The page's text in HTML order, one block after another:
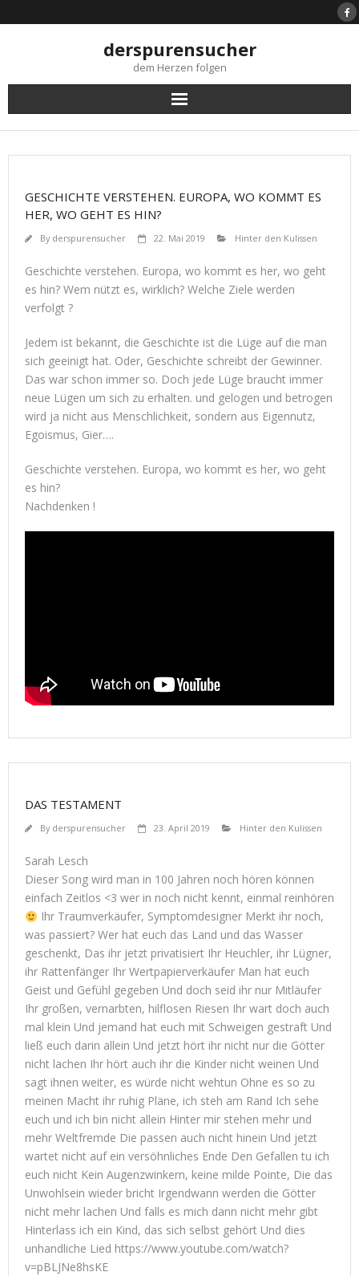
to
derspurensucher
dem Herzen folgen
GESCHICHTE VERSTEHEN. EUROPA, WO KOMMT ES
HER, WO GEHT ES HIN?
By derspurensucher 22. Mai 2019 Hinter den Kulissen
Geschichte verstehen. Europa, wo kommt es her, wo geht
es hin? Wem nützt es, wirklich? Welche Ziele werden
verfolgt ?
Jedem ist bekannt, die Geschichte ist die Lüge auf die man
sich geeinigt hat. Oder, Geschichte schreibt der Gewinner.
Das war schon immer so. Doch jede Lüge braucht immer
neue Lügen um sich zu erhalten. und gelogen und betrogen
wird ja nicht aus Menschlichkeit, sondern aus Eigennutz,
Egoismus, Gier….
Geschichte verstehen. Europa, wo kommt es her, wo geht
es hin?
Nachdenken !
DAS TESTAMENT
By derspurensucher 23. April 2019 Hinter den Kulissen
Sarah Lesch
Dieser Song wird man in 100 Jahren noch hören können
einfach Zeitlos <3 wer in noch nicht kennt, einmal reinhören
Ihr Traumverkäufer, Symptomdesigner Merkt ihr noch,
was passiert? Wer hat euch das Land und das Wasser
geschenkt, Das ihr jetzt privatisiert Ihr Heuchler, ihr Lügner,
ihr Rattenfänger Ihr Wertpapierverkäufer Man hat euch
Geist und Gefühl gegeben Und doch seid ihr nur Mitläufer
Ihr großen, vernarbten, hilflosen Riesen Ihr wart doch auch
mal klein Und jemand hat euch mit Schweigen gestraft Und
ließ euch darin allein Und jetzt hört ihr nicht nur die Götter
nicht lachen Ihr hört auch ihr die Kinder nicht weinen Und
sagt ihnen weiter, es würde nicht wehtun Ohne es so zu
meinen Macht ihr ruhig Pläne, ich steh am Rand Ich sehe
euch und ich bin nicht allein Hinter mir stehen mehr und
mehr Weltfremde Die passen auch nicht hinein Und jetzt
wartet nicht auf ein versöhnliches Ende Den Gefallen tu ich
euch nicht Kein Augenzwinkern, keine milde Pointe, Die das
Unwohlsein wieder bricht Irgendwann werden die Götter
nicht mehr lachen Und falls es mich dann nicht mehr gibt
Hinterlass ich ein Kind, das sich selbst gehört Und dies
unhandliche Lied https://www.youtube.com/watch?
v=pBLJNe8hsKE